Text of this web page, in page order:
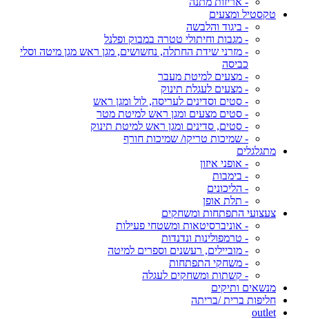
טקסטיל ומצעים
- ביגוד והלבשה
- מגבות וחיתולי טטרה במבוק ופלנל
- מזרני שידת החתלה, נחשושים, מגן ראש מגן מיטה וסלי
כביסה
- מצעים למיטת מעבר
- מצעים לעגלת תינוק
- סטים וסדינים לעריסה, לול ומגן ראש
- סטים מצעים ומגן ראש למיטת מטר
- סטים, סדינים ומגן ראש למיטת תינוק
- שמיכות טריקו/ שמיכות חורף
מתגלגלים
- אופני איזון
- בימבות
- הליכונים
- תלת אופן
צעצועי התפתחות ומשחקים
- אוניברסיטאות ומשטחי פעילות
- טרמפולינות ונדנדות
- מוביילים, רעשנים וספרים למיטה
- משחקי התפתחות
- קשתות ומשחקים לעגלה
מנשאים ותיקים
חליפות ברית /בריתה
outlet